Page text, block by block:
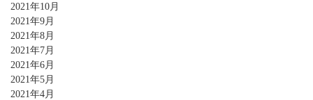
2021年10月
2021年9月
2021年8月
2021年7月
2021年6月
2021年5月
2021年4月